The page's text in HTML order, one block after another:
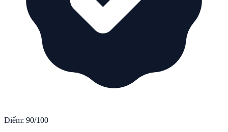
Điểm: 90/100